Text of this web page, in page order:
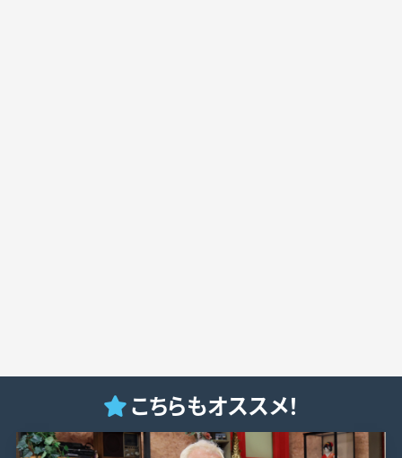
こちらもオススメ！